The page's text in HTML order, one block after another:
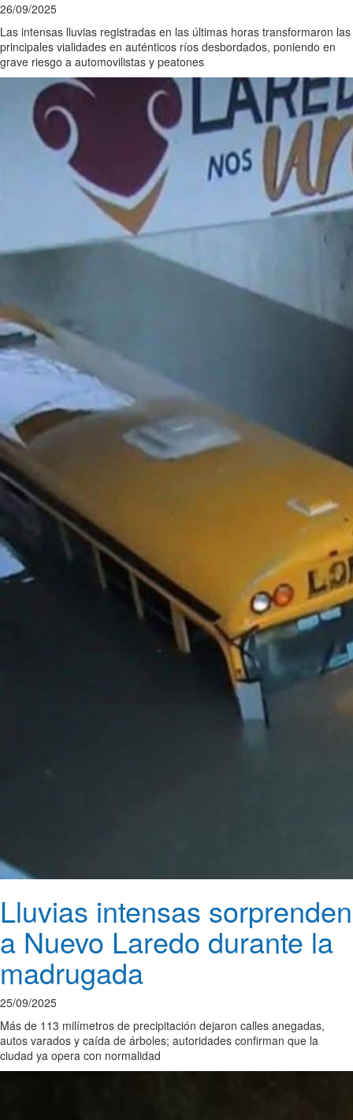
26/09/2025
Las intensas lluvias registradas en las últimas horas transformaron las
principales vialidades en auténticos ríos desbordados, poniendo en
grave riesgo a automovilistas y peatones
Lluvias intensas sorprenden
a Nuevo Laredo durante la
madrugada
25/09/2025
Más de 113 milímetros de precipitación dejaron calles anegadas,
autos varados y caída de árboles; autoridades confirman que la
ciudad ya opera con normalidad